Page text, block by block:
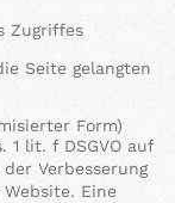
Zugriffes
Seite gelangten
Form)
1 lit. f DSGVO auf
Verbesserung
Eine